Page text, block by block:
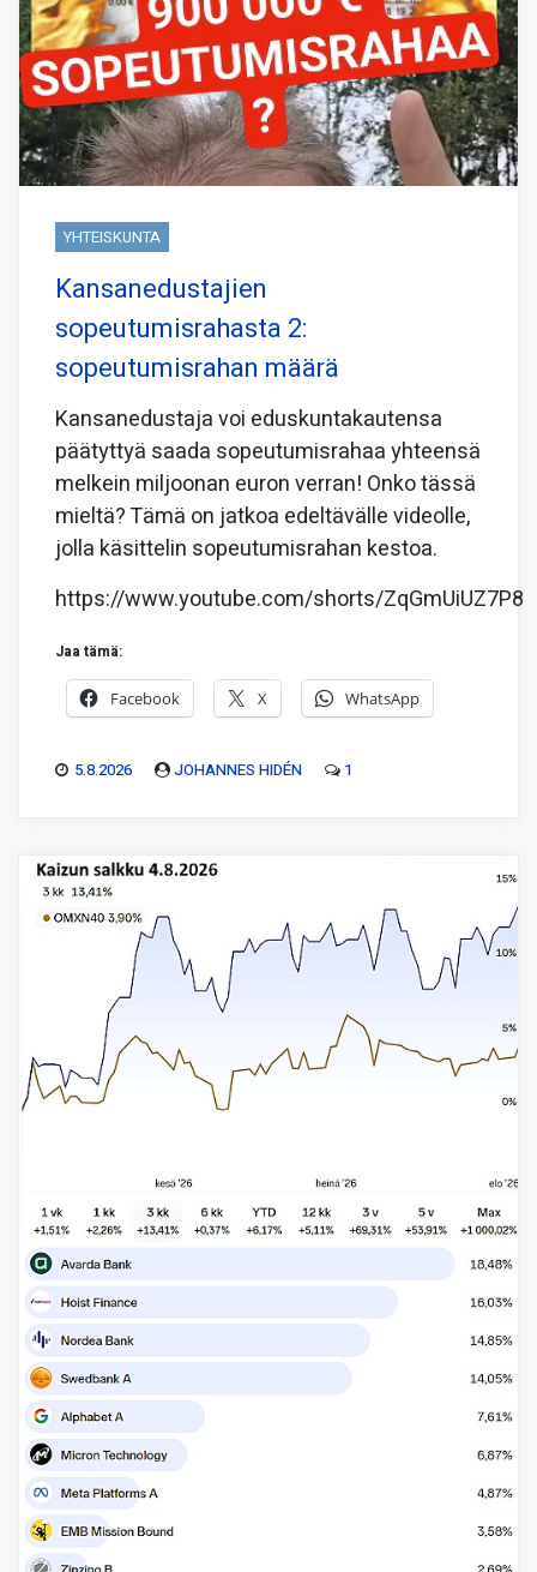
YHTEISKUNTA
Kansanedustajien
sopeutumisrahasta 2:
sopeutumisrahan määrä
Kansanedustaja voi eduskuntakautensa
päätyttyä saada sopeutumisrahaa yhteensä
melkein miljoonan euron verran! Onko tässä
mieltä? Tämä on jatkoa edeltävälle videolle,
jolla käsittelin sopeutumisrahan kestoa.
https://www.youtube.com/shorts/ZqGmUiUZ7P8
Jaa tämä:
Facebook X WhatsApp
5.8.2026 JOHANNES HIDÉN 1